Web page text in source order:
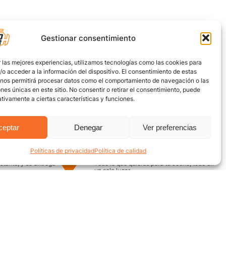
Gestionar consentimiento
las mejores experiencias, utilizamos tecnologías como las cookies para
o acceder a la información del dispositivo. El consentimiento de estas
permitirá procesar datos como el comportamiento de navegación o las
únicas en este sitio. No consentir o retirar el consentimiento, puede
a ciertas características y funciones.
Denegar Ver preferencias
Políticas de privacidadPolítica de calidad
y se entrega
Encuentra aquí
Todo lo que quieras para tu coche, todo en
un solo lugar